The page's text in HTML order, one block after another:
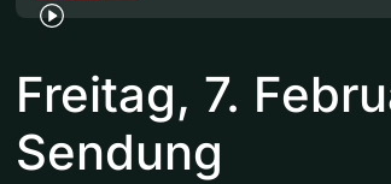
Freitag, 7.
Sendung